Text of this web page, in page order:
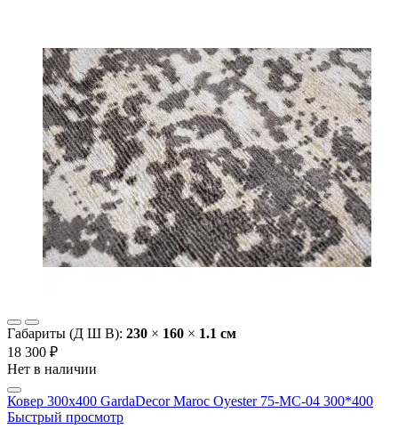
Габариты (Д Ш В): 230 × 160 × 1.1 cм
18 300 ₽
Нет в наличии
Ковер 300х400 GardaDecor Maroc Oyester 75-MC-04 300*400
Быстрый просмотр